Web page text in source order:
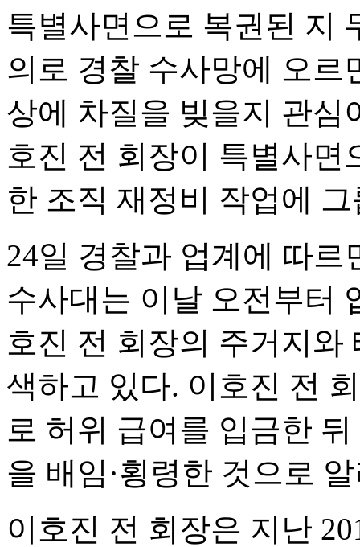
특별사면으로 복권된 지
의로 경찰 수사망에 오르
상에 차질을 빚을지 관심
호진 전 회장이 특별사
한 조직 재정비 작업에
24일 경찰과 업계에 따르
수사대는 이날 오전부터
호진 전 회장의 주거지
색하고 있다. 이호진 전
로 허위 급여를 입금한
을 배임·횡령한 것으로
이호진 전 회장은 지난